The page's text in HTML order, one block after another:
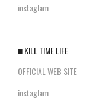
instaglam
■ KILL TIME LIFE
OFFICIAL WEB SITE
instaglam